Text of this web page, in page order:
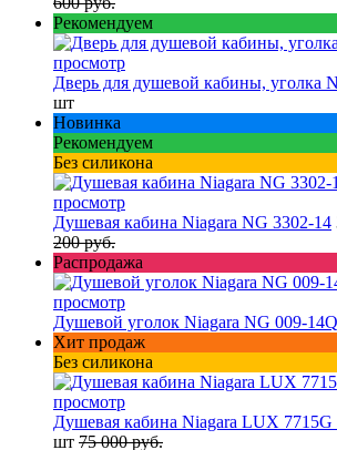
Рекомендуем
просмотр
Дверь для душевой кабины, уголка
шт
Новинка
Рекомендуем
Без силикона
просмотр
Душевая кабина Niagara NG 3302-14
200 руб.
Распродажа
просмотр
Душевой уголок Niagara NG 009-
Хит продаж
Без силикона
просмотр
Душевая кабина Niagara LUX 7715G
шт 75 000 руб.